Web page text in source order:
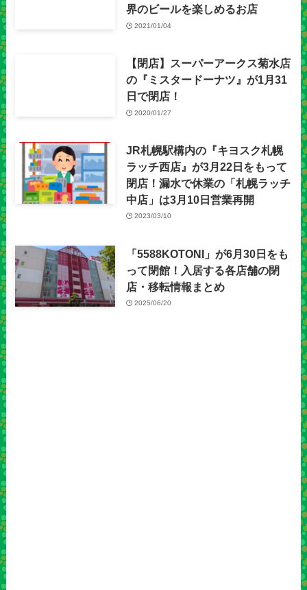
界のビールを楽しめるお店
2021/01/04
【閉店】スーパーアークス菊水店
の『ミスタードーナツ』が1月31
日で閉店！
2020/01/27
JR札幌駅構内の『キヨスク札幌
ラッチ西店』が3月22日をもって
閉店！漏水で休業の「札幌ラッチ
中店」は3月10日営業再開
2023/03/10
「5588KOTONI」が6月30日をも
って閉館！入居する各店舗の閉
店・移転情報まとめ
2025/06/20